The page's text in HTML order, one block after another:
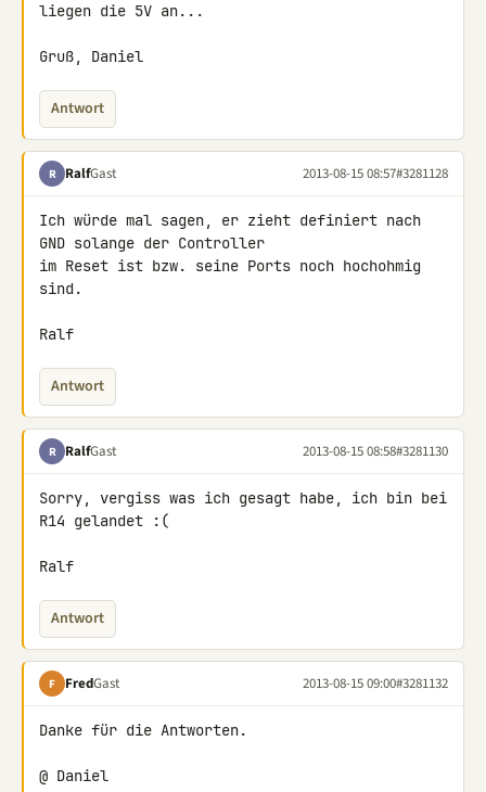
liegen die 5V an...
Gruß, Daniel
Antwort
R RalfGast 2013-08-15 08:57#3281128
Ich würde mal sagen, er zieht definiert nach
GND solange der Controller
im Reset ist bzw. seine Ports noch hochohmig
sind.
Ralf
Antwort
R RalfGast 2013-08-15 08:58#3281130
Sorry, vergiss was ich gesagt habe, ich bin bei
R14 gelandet :(
Ralf
Antwort
F FredGast 2013-08-15 09:00#3281132
Danke für die Antworten.
@ Daniel